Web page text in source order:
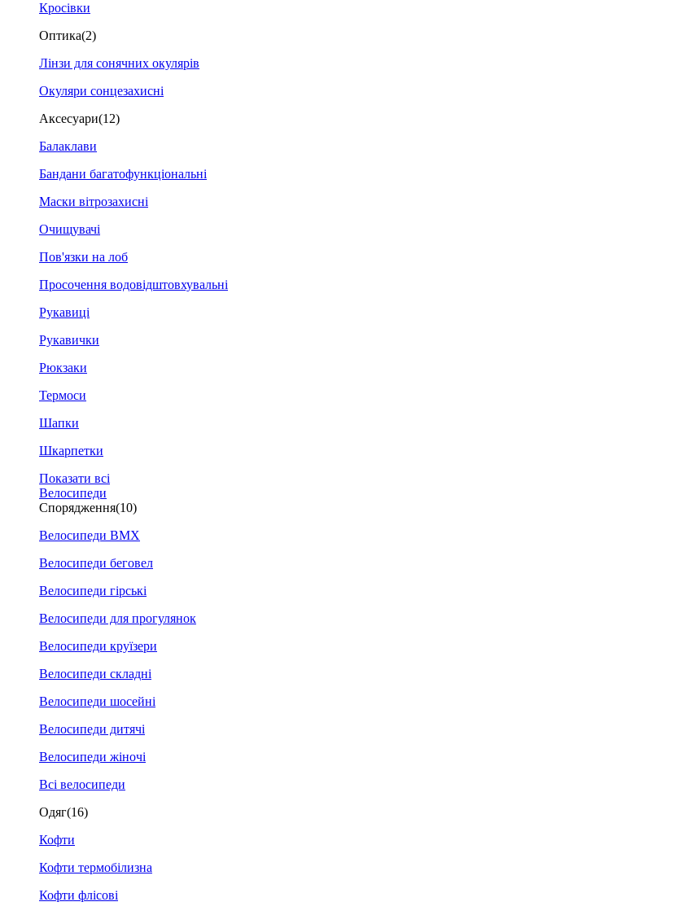
Кросівки
Оптика(2)
Лінзи для сонячних окулярів
Окуляри сонцезахисні
Аксесуари(12)
Балаклави
Бандани багатофункціональні
Маски вітрозахисні
Очищувачі
Пов'язки на лоб
Просочення водовідштовхувальні
Рукавиці
Рукавички
Рюкзаки
Термоси
Шапки
Шкарпетки
Показати всі
Велосипеди
Спорядження(10)
Велосипеди BMX
Велосипеди беговел
Велосипеди гірські
Велосипеди для прогулянок
Велосипеди круїзери
Велосипеди складні
Велосипеди шосейні
Велосипеди дитячі
Велосипеди жіночі
Всі велосипеди
Одяг(16)
Кофти
Кофти термобілизна
Кофти флісові